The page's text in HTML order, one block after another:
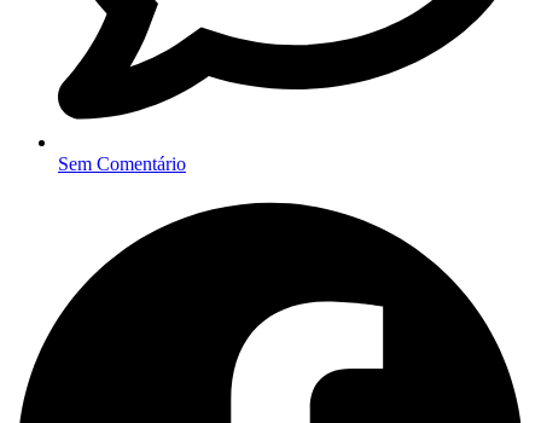
Sem Comentário